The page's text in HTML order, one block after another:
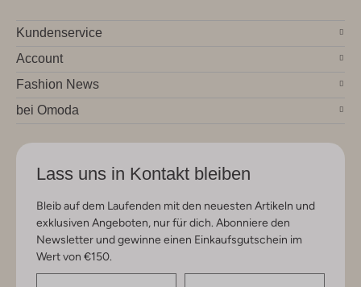
Kundenservice
Account
Fashion News
bei Omoda
Lass uns in Kontakt bleiben
Bleib auf dem Laufenden mit den neuesten Artikeln und
exklusiven Angeboten, nur für dich. Abonniere den
Newsletter und gewinne einen Einkaufsgutschein im
Wert von €150.